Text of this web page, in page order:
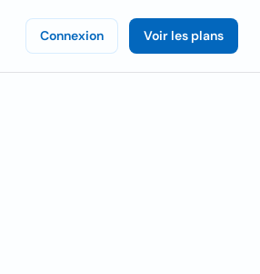
Connexion Voir les plans